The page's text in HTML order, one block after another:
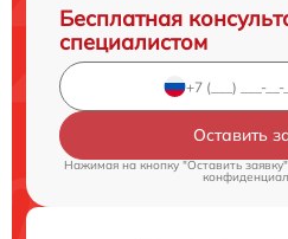
Бесплатная
специалистом
Оставить
Нажимая на кнопку "Оставить